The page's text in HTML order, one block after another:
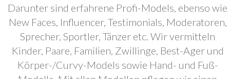
Darunter sind erfahrene Profi-Models, ebenso wie
New Faces, Influencer, Testimonials, Moderatoren,
Sprecher, Sportler, Tänzer etc. Wir vermitteln
Kinder, Paare, Familien, Zwillinge, Best-Ager und
Körper-/Curvy-Models sowie Hand- und Fuß-